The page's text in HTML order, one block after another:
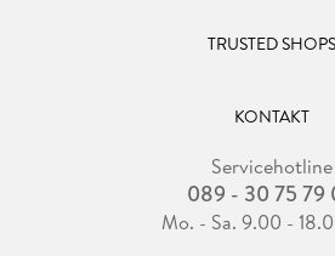
TRUSTED SHOPS
KONTAKT
Servicehotline
089 - 30 75 79
Mo. - Sa. 9.00 -